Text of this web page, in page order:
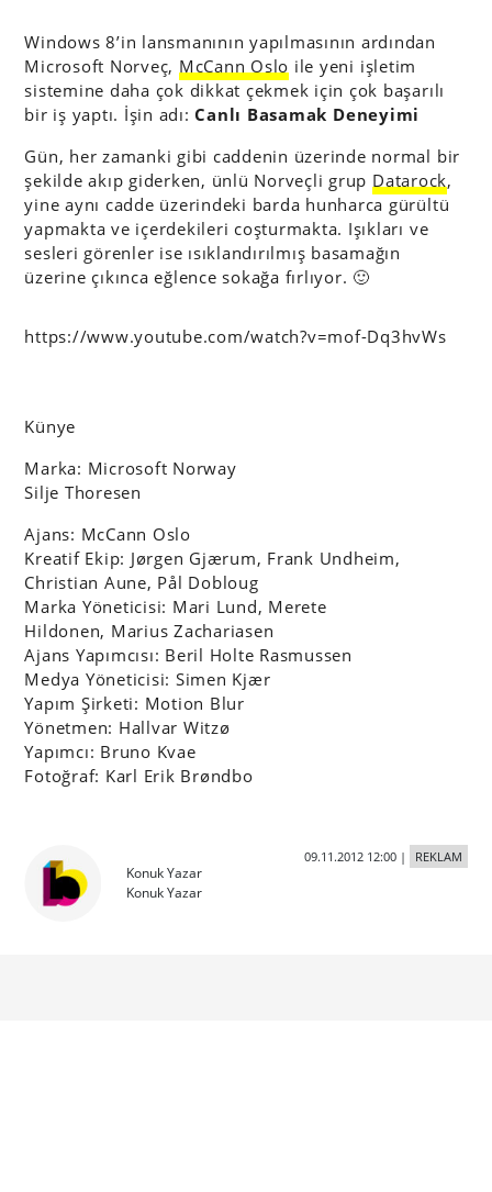
Windows 8’in lansmanının yapılmasının ardından
Microsoft Norveç, McCann Oslo ile yeni işletim
sistemine daha çok dikkat çekmek için çok başarılı
bir iş yaptı. İşin adı:Canlı Basamak Deneyimi
Gün, her zamanki gibi caddenin üzerinde normal bir
şekilde akıp giderken, ünlü Norveçli grup Datarock,
yine aynı cadde üzerindeki barda hunharca gürültü
yapmakta ve içerdekileri coşturmakta. Işıkları ve
sesleri görenler ise ısıklandırılmış basamağın
üzerine çıkınca eğlence sokağa fırlıyor. 🙂
https://www.youtube.com/watch?v=mof-Dq3hvWs
Künye
Marka: Microsoft Norway
Silje Thoresen
Ajans: McCann Oslo
Kreatif Ekip: Jørgen Gjærum, Frank Undheim,
Christian Aune, Pål Dobloug
Marka Yöneticisi: Mari Lund, Merete
Hildonen, Marius Zachariasen
Ajans Yapımcısı: Beril Holte Rasmussen
Medya Yöneticisi: Simen Kjær
Yapım Şirketi: Motion Blur
Yönetmen: Hallvar Witzø
Yapımcı: Bruno Kvae
Fotoğraf: Karl Erik Brøndbo
Konuk Yazar
Konuk Yazar
09.11.2012 12:00| REKLAM